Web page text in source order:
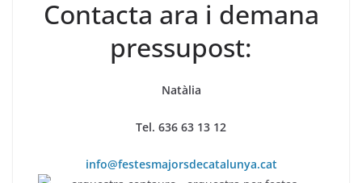
Contacta ara i demana
pressupost:
Natàlia
Tel. 636 63 13 12
info@festesmajorsdecatalunya.cat